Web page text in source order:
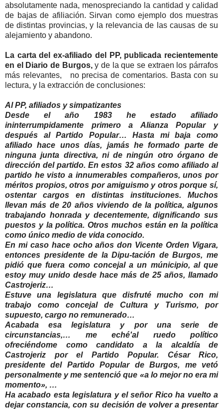
absolutamente nada, menospreciando la cantidad y calidad
de bajas de afiliación. Sirvan como ejemplo dos muestras
de distintas provincias, y la relevancia de las causas de su
alejamiento y abandono.
La carta del ex-afiliado del PP, publicada recientemente
en el Diario de Burgos,y de la que se extraen los párrafos
más relevantes, no precisa de comentarios. Basta con su
lectura, y la extracción de conclusiones:
Al PP, afiliados y simpatizantes
Desde el año 1983 he estado afiliado
ininterrumpidamente primero a Alianza Popular y
después al Partido Popular… Hasta mi baja como
afiliado hace unos días, jamás he formado parte de
ninguna junta directiva, ni de ningún otro órgano de
dirección del partido. En estos 32 años como afiliado al
partido he visto a innumerables compañeros, unos por
méritos propios, otros por amiguismo y otros porque sí,
ostentar cargos en distintas instituciones. Muchos
llevan más de 20 años viviendo de la política, algunos
trabajando honrada y decentemente, dignificando sus
puestos y la política. Otros muchos están en la política
como único medio de vida conocido.
En mi caso hace ocho años don Vicente Orden Vigara,
entonces presidente de la Dipu-tación de Burgos, me
pidió que fuera como concejal a un múnicipio, al que
estoy muy unido desde hace más de 25 años, llamado
Castrojeriz…
Estuve una legislatura que disfruté mucho con mi
trabajo como concejal de Cultura y Turismo, por
supuesto, cargo no remunerado…
Acabada esa legislatura y por una serie de
circunstancias,… me eché'al ruedo político
ofreciéndome como candidato a la alcaldía de
Castrojeriz por el Partido Popular. César Rico,
presidente del Partido Popular de Burgos, me vetó
personalmente y me sentenció que «a lo mejor no era mi
momento», …
Ha acabado esta legislatura y el señor Rico ha vuelto a
dejar constancia, con su decisión de volver a presentar